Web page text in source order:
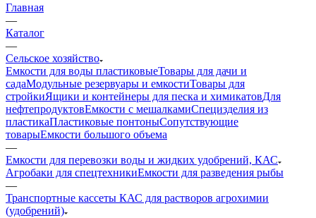
Главная
—
Каталог
—
Сельское хозяйство
Емкости для воды пластиковыеТовары для дачи и
садаМодульные резервуары и емкостиТовары для
стройкиЯщики и контейнеры для песка и химикатовДля
нефтепродуктовЕмкости с мешалкамиСпецизделия из
пластикаПластиковые понтоныСопутствующие
товарыЕмкости большого объема
—
Емкости для перевозки воды и жидких удобрений, КАС
Агробаки для спецтехникиЕмкости для разведения рыбы
—
Транспортные кассеты КАС для растворов агрохимии
(удобрений)